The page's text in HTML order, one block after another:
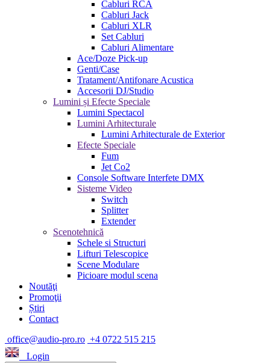
Cabluri RCA
Cabluri Jack
Cabluri XLR
Set Cabluri
Cabluri Alimentare
Ace/Doze Pick-up
Genti/Case
Tratament/Antifonare Acustica
Accesorii DJ/Studio
Lumini și Efecte Speciale
Lumini Spectacol
Lumini Arhitecturale
Lumini Arhitecturale de Exterior
Efecte Speciale
Fum
Jet Co2
Console Software Interfete DMX
Sisteme Video
Switch
Splitter
Extender
Scenotehnică
Schele si Structuri
Lifturi Telescopice
Scene Modulare
Picioare modul scena
Noutăţi
Promoţii
Știri
Contact
office@audio-pro.ro +4 0722 515 215
Login